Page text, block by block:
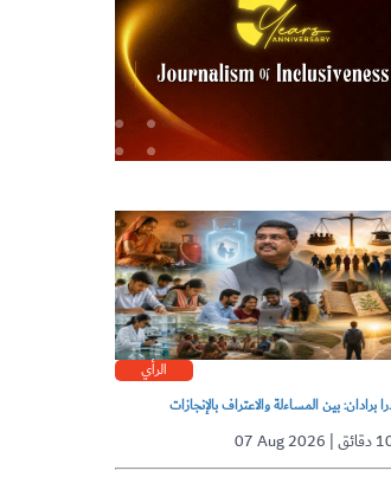
الرأي
برادان: بين المساءلة والاعتراف بالإنجازات